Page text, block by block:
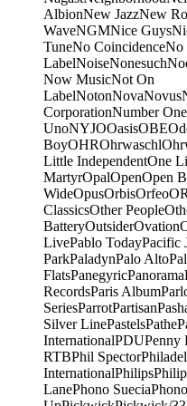
AlbionNew JazzNew
WaveNGMNice Guys
TuneNo CoincidenceNo
LabelNoiseNonesuch
Now MusicNot On
LabelNotonNovaNovus
CorporationNumber
UnoNYJOOasisOBE
BoyOHROhrwaschl
Little IndependentOne
MartyrOpalOpenOpen
WideOpusOrbisOrfeo
ClassicsOther People
BatteryOutsiderOvation
LivePablo TodayPacific
ParkPaladynPalo Alto
FlatsPanegyricPanorama
RecordsParis Album
SeriesParrotPartisan
Silver LinePastelsPathe
InternationalPDUPenny
RTBPhil Spector
InternationalPhilips
LanePhono Suecia